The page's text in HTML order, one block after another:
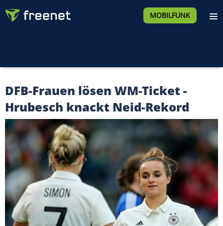
MOBILFUNK
DFB-Frauen lösen WM-Ticket -
Hrubesch knackt Neid-Rekord